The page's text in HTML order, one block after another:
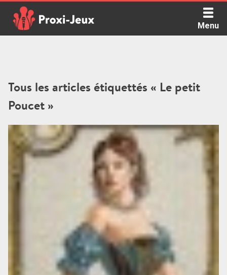
content
Menu
Tous les articles étiquettés « Le petit
Poucet »